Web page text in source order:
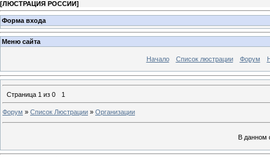
[ЛЮСТРАЦИЯ РОССИИ]
Форма входа
Меню сайта
Начало Список люстрации Форум
Страница 1 из 0 1
Форум » Список Люстрации » Организации
В данном